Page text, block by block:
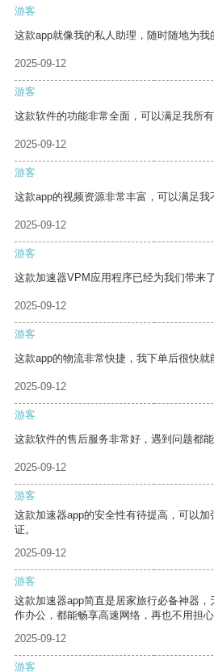
游客
这款app就像我的私人助理，随时随地为我
2025-09-12
游客
这款软件的功能非常全面，可以满足我所有
2025-09-12
游客
这款app的视频资源非常丰富，可以满足我
2025-09-12
游客
这款加速器VPM应用程序已经为我们带来
2025-09-12
游客
这款app的物流非常快捷，我下单后很快就
2025-09-12
游客
这款软件的售后服务非常好，遇到问题都能
2025-09-12
游客
这款加速器app的安全性有待提高，可以
证。
2025-09-12
游客
这款加速器app简直是居家旅行必备神器
作办公，都能畅享高速网络，再也不用担心
2025-09-12
游客